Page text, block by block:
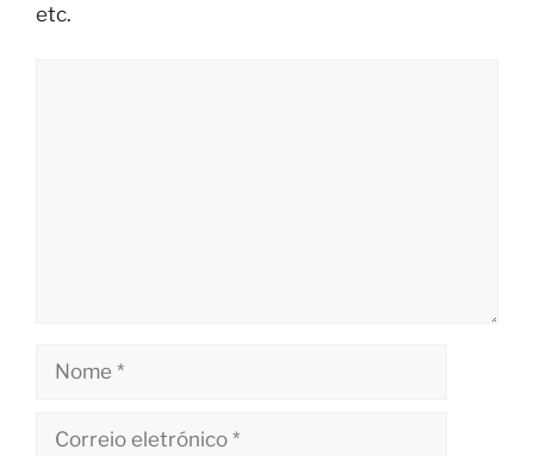
etc.
Nome
Correio